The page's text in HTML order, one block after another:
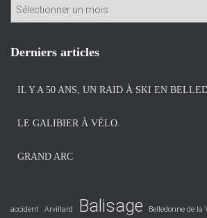
h
Derniers articles
IL Y A 50 ANS, UN RAID À SKI EN
LE GALIBIER À VÉLO.
GRAND ARC
accident Arvillard Balisage Belledonne de la